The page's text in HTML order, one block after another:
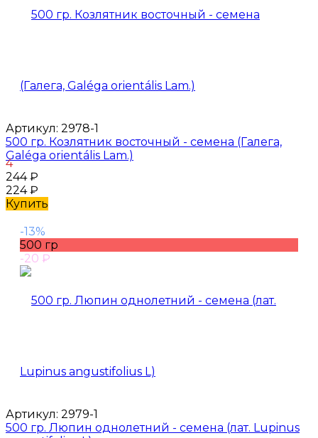
Артикул: 2978-1
500 гр. Козлятник восточный - семена (Галега,
Galéga orientális Lam.)
4
244₽
224₽
Купить
-13%
500 гр
-20 ₽
Артикул: 2979-1
500 гр. Люпин однолетний - семена (лат. Lupinus